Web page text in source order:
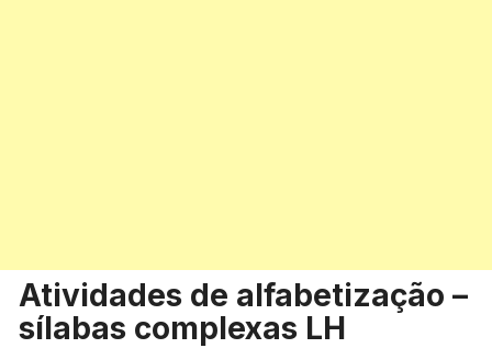
Atividades de alfabetização –
sílabas complexas LH